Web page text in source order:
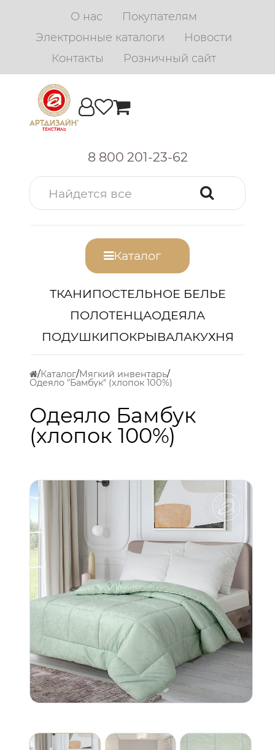
О нас
Покупателям
Электронные каталоги
Новости
Контакты
Розничный сайт
8 800 201-23-62
Каталог
ТКАНИПОСТЕЛЬНОЕ БЕЛЬЕ
ПОЛОТЕНЦАОДЕЯЛА
ПОДУШКИПОКРЫВАЛАКУХНЯ
Каталог Мягкий инвентарь
Одеяло "Бамбук" (хлопок 100%)
Одеяло Бамбук
(хлопок 100%)